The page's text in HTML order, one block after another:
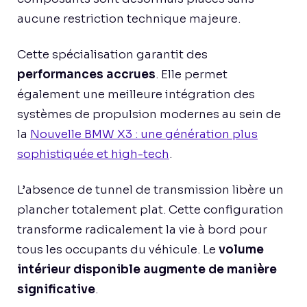
aucune restriction technique majeure.
Cette spécialisation garantit des
performances accrues. Elle permet
également une meilleure intégration des
systèmes de propulsion modernes au sein de
la Nouvelle BMW X3 : une génération plus
sophistiquée et high-tech.
L’absence de tunnel de transmission libère un
plancher totalement plat. Cette configuration
transforme radicalement la vie à bord pour
tous les occupants du véhicule. Le volume
intérieur disponible augmente de manière
significative.